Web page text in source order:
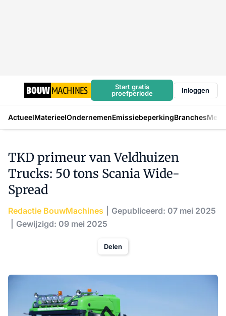
Start gratis
proefperiode
Inloggen
ActueelMaterieelOndernemenEmissiebeperkingBranches
TKD primeur van Veldhuizen
Trucks: 50 tons Scania Wide-
Spread
Redactie BouwMachines
Gepubliceerd: 07 mei 2025
Gewijzigd: 09 mei 2025
Delen